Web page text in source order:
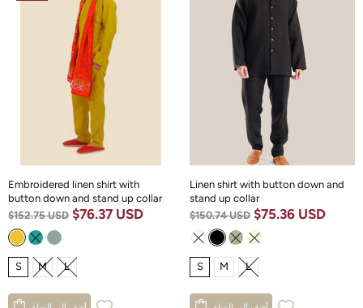
Embroidered linen shirt with
button down and stand up collar
$152.75 USD $76.37 USD
S M L
Linen shirt with button down and
stand up collar
$150.74 USD $75.36 USD
S M L